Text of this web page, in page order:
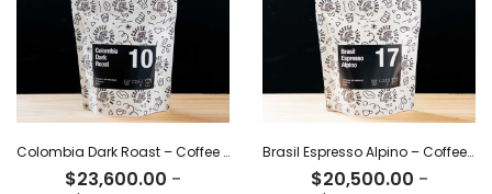
Colombia Dark Roast – Coffee Tiger Co
$23,600.00 -
Brasil Espresso Alpino – Coffee Tiger Co
$20,500.00 -